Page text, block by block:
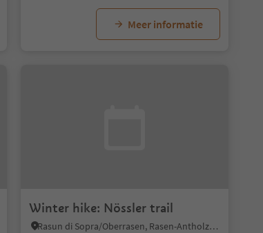
Meer informatie
Winter hike: Nössler trail
Rasun di Sopra/Oberrasen, Rasen-Antholz/Rasun Anterselva, Dolomites Region Kronplatz/Plan de Corones